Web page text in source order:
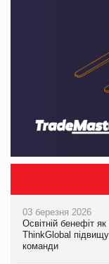
03 березня 2026
Освітній бенефіт
ThinkGlobal
команди